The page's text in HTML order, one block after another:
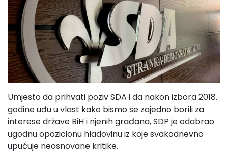
Umjesto da prihvati poziv SDA i da nakon izbora 2018.
godine uđu u vlast kako bismo se zajedno borili za
interese države BiH i njenih građana, SDP je odabrao
ugodnu opozicionu hladovinu iz koje svakodnevno
upućuje neosnovane kritike.